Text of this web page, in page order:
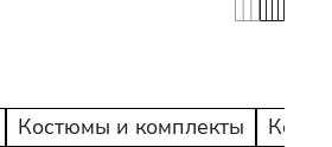
Костюмы и комплекты